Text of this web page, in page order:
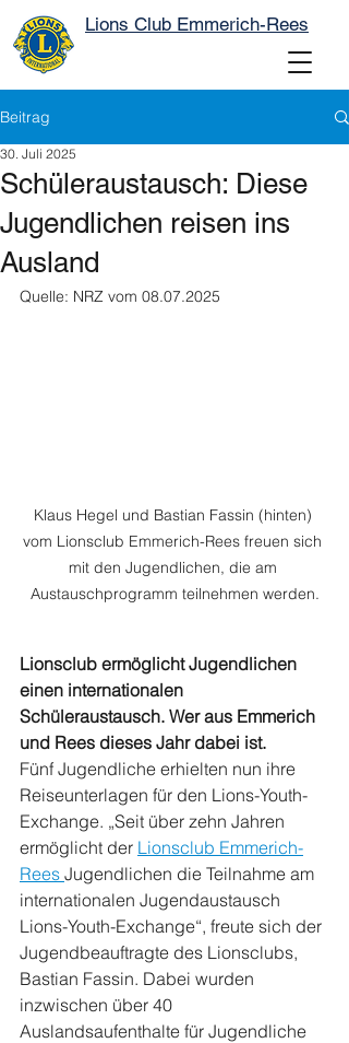
Lions Club Emmerich-Rees
Beitrag
Schüleraustausch: Diese
Jugendlichen reisen ins
Ausland
30. Juli 2025
Quelle: NRZ vom 08.07.2025
Klaus Hegel und Bastian Fassin (hinten)
vom Lionsclub Emmerich-Rees freuen sich
mit den Jugendlichen, die am
Austauschprogramm teilnehmen werden.
Lionsclub ermöglicht Jugendlichen
einen internationalen
Schüleraustausch. Wer aus Emmerich
und Rees dieses Jahr dabei ist.
Fünf Jugendliche erhielten nun ihre
Reiseunterlagen für den Lions-Youth-
Exchange. „Seit über zehn Jahren
ermöglicht der Lionsclub Emmerich-
Rees Jugendlichen die Teilnahme am
internationalen Jugendaustausch
Lions-Youth-Exchange“, freute sich der
Jugendbeauftragte des Lionsclubs,
Bastian Fassin. Dabei wurden
inzwischen über 40
Auslandsaufenthalte für Jugendliche